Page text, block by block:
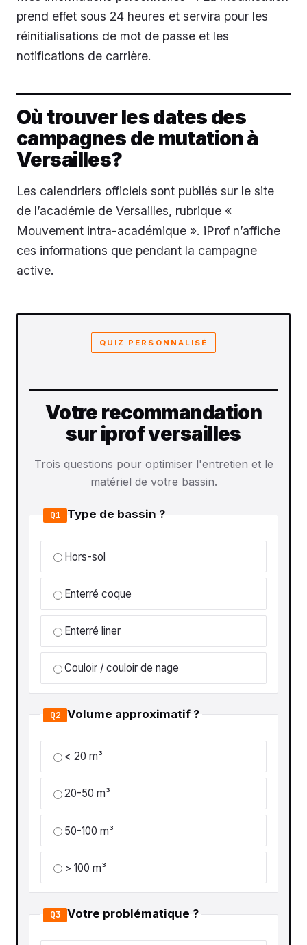
prend effet sous 24 heures et servira pour les
réinitialisations de mot de passe et les
notifications de carrière.
Où trouver les dates des
campagnes de mutation à
Versailles?
Les calendriers officiels sont publiés sur le site
de l’académie de Versailles, rubrique «
Mouvement intra-académique ». iProf n’affiche
ces informations que pendant la campagne
active.
QUIZ PERSONNALISÉ
Votre recommandation
sur iprof versailles
Trois questions pour optimiser l'entretien et le
matériel de votre bassin.
Q1 Type de bassin ?
Hors-sol
Enterré coque
Enterré liner
Couloir / couloir de nage
Q2 Volume approximatif ?
< 20 m³
20-50 m³
50-100 m³
> 100 m³
Q3 Votre problématique ?